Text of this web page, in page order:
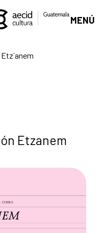
MENÚ
Etz´anem
Etzanem